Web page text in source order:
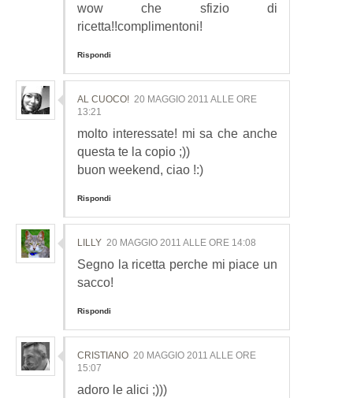
wow che sfizio di
ricetta!!complimentoni!
Rispondi
AL CUOCO! 20 MAGGIO 2011 ALLE ORE
13:21
molto interessate! mi sa che anche
questa te la copio ;))
buon weekend, ciao !:)
Rispondi
LILLY 20 MAGGIO 2011 ALLE ORE 14:08
Segno la ricetta perche mi piace un
sacco!
Rispondi
CRISTIANO 20 MAGGIO 2011 ALLE ORE
15:07
adoro le alici ;)))